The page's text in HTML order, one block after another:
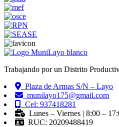
Trabajando por un Distrito
Plaza de Armas S/N – Layo
munilayo175@gmail.com
Cel: 937418281
Lunes – Viernes | 8:00 –
RUC: 20209488419